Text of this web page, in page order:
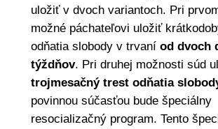
uložiť v dvoch variantoch. Pri
možné páchateľovi uložiť
odňatia slobody v trvaní od dvoch
týždňov. Pri druhej možnosti súd
trojmesačný trest odňatia
povinnou súčasťou bude špeciálny
resocializačný program. Tento